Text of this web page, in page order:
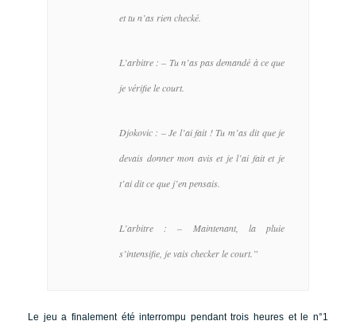
et tu n’as rien checké.
L’arbitre : – Tu n’as pas demandé à ce que
je vérifie le court.
Djokovic : – Je l’ai fait ! Tu m’as dit que je
devais donner mon avis et je l’ai fait et je
t’ai dit ce que j’en pensais.
L’arbitre : – Maintenant, la pluie
s’intensifie, je vais checker le court.”
Le jeu a finalement été interrompu pendant trois heures et le n°1